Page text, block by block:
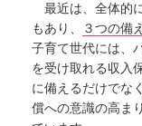
最近は、全体的
もあり、
３つの備
子育て世代には、
を受け取れる収入
に備えるだけでな
償への意識の高ま